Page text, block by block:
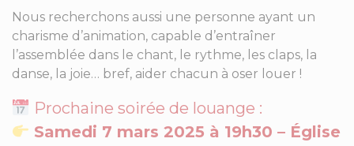
Nous recherchons aussi une personne ayant un
charisme d’animation, capable d’entraîner
l’assemblée dans le chant, le rythme, les claps, la
danse, la joie… bref, aider chacun à oser louer !
Prochaine soirée de louange :
Samedi 7 mars 2025 à 19h30 – Église